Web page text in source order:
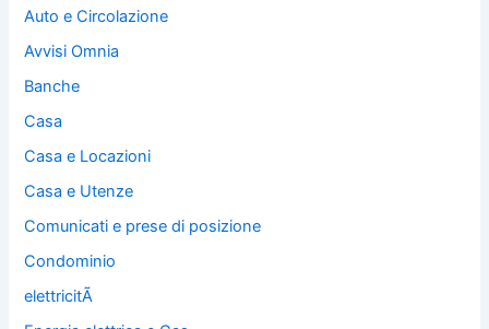
Auto e Circolazione
Avvisi Omnia
Banche
Casa
Casa e Locazioni
Casa e Utenze
Comunicati e prese di posizione
Condominio
elettricitÃ